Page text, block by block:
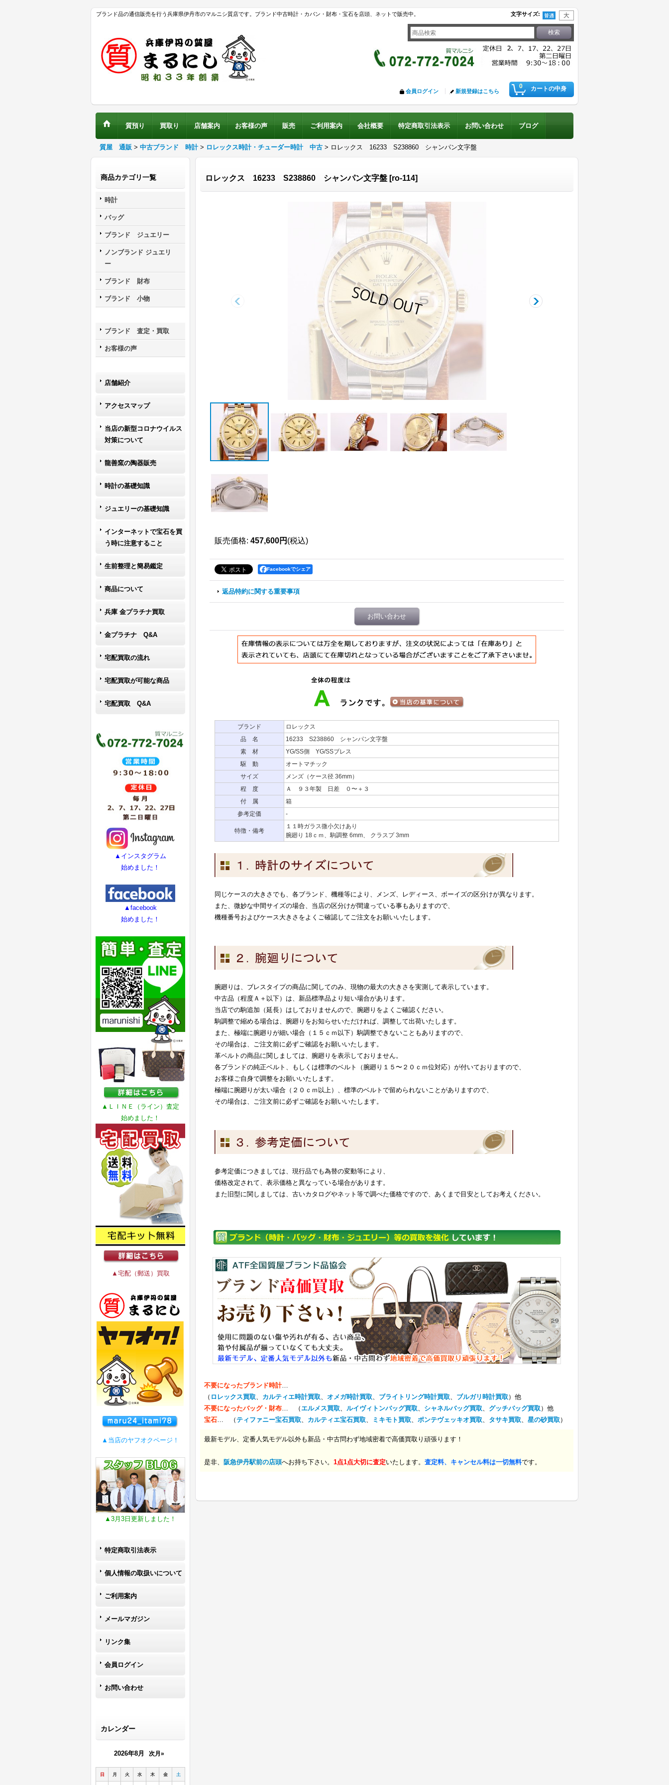
ブランド品の通信販売を行う兵庫県伊丹市のマルニシ質店です。ブランド中古時計・カバン・財布・宝石を店頭、ネットで販売中。 文字サイズ:
0 カートの中身
会員ログイン 新規登録はこちら
質預り 買取り 店舗案内 お客様の声 販売 ご利用案内 会社概要 特定商取引法表示 お問い合わせ ブログ
質屋 通販 > 中古ブランド 時計 > ロレックス時計・チューダー時計 中古 > ロレックス 16233 S238860 シャンパン文字盤
商品カテゴリ一覧
時計
バッグ
ブランド ジュエリー
ノンブランド ジュエリ
ー
ブランド 財布
ブランド 小物
ブランド 査定・買取
お客様の声
店舗紹介
アクセスマップ
当店の新型コロナウイルス
対策について
龍善窯の陶器販売
時計の基礎知識
ジュエリーの基礎知識
インターネットで宝石を買
う時に注意すること
生前整理と簡易鑑定
商品について
兵庫 金プラチナ買取
金プラチナ Q&A
宅配買取の流れ
宅配買取が可能な商品
宅配買取 Q&A
▲インスタグラム
始めました！
▲facebook
始めました！
▲ＬＩＮＥ（ライン）査定
始めました！
▲宅配（郵送）買取
▲当店のヤフオクページ！
▲3月3日更新しました！
特定商取引法表示
個人情報の取扱いについて
ご利用案内
メールマガジン
リンク集
会員ログイン
お問い合わせ
カレンダー
2026年8月 次月»
日 月 火 水 木 金 土
ロレックス 16233 S238860 シャンパン文字盤 [ro-114]
販売価格: 457,600円 (税込)
Facebookでシェア
返品特約に関する重要事項
お問い合わせ
ブランド
ロレックス
品 名
16233 S238860 シャンパン文字盤
素 材
YG/SS側 YG/SSブレス
駆 動
オートマチック
サイズ
メンズ（ケース径 36mm）
程 度
Ａ ９３年製 日差 ０〜＋３
付 属
箱
参考定価
-
特徴・備考
１１時ガラス微小欠けあり
腕廻り 18ｃｍ、駒調整 6mm、 クラスプ 3mm
同じケースの大きさでも、各ブランド、機種等により、メンズ、レディース、ボーイズの区分けが異なります。
また、微妙な中間サイズの場合、当店の区分けが間違っている事もありますので、
機種番号およびケース大きさをよくご確認してご注文をお願いいたします。
腕廻りは、ブレスタイプの商品に関してのみ、現物の最大の大きさを実測して表示しています。
中古品（程度Ａ＋以下）は、新品標準品より短い場合があります。
当店での駒追加（延長）はしておりませんので、腕廻りをよくご確認ください。
駒調整で縮める場合は、腕廻りをお知らせいただければ、調整して出荷いたします。
また、極端に腕廻りが細い場合（１５ｃｍ以下）駒調整できないこともありますので、
その場合は、ご注文前に必ずご確認をお願いいたします。
革ベルトの商品に関しましては、腕廻りを表示しておりません。
各ブランドの純正ベルト、もしくは標準のベルト（腕廻り１５〜２０ｃｍ位対応）が付いておりますので、
お客様ご自身で調整をお願いいたします。
極端に腕廻りが太い場合（２０ｃｍ以上）、標準のベルトで留められないことがありますので、
その場合は、ご注文前に必ずご確認をお願いいたします。
参考定価につきましては、現行品でも為替の変動等により、
価格改定されて、表示価格と異なっている場合があります。
また旧型に関しましては、古いカタログやネット等で調べた価格ですので、あくまで目安としてお考えください。
不要になったブランド時計…
（ ロレックス買取、 カルティエ時計買取、 オメガ時計買取、 ブライトリング時計買取、 ブルガリ時計買取 ）他
不要になったバッグ・財布… （ エルメス買取、 ルイヴィトンバッグ買取、 シャネルバッグ買取、 グッチバッグ買取 ）他
宝石… （ティファニー宝石買取、 カルティエ宝石買取、 ミキモト買取、 ポンテヴェッキオ買取、 タサキ買取、 星の砂買取 ）
最新モデル、定番人気モデル以外も新品・中古問わず地域密着で高価買取り頑張ります！
是非、 阪急伊丹駅前の店頭へお持ち下さい。 1点1点大切に査定いたします。 査定料、キャンセル料は一切無料です。